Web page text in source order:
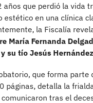
que perdió la vida
estético en una clínica
la Fiscalía
María Fernanda
su tío Jesús
que forma parte
páginas, detalla la
tras el